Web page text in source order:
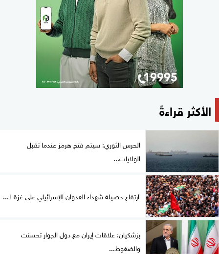
الأكثر قراءةً
الحرس الثوري: سيتم فتح هرمز عندما تقبل
الولايات...
ارتفاع حصيلة شهداء العدوان الإسرائيلي على غزة لـ...
بزشكيان: علاقات إيران مع دول الجوار تحسنت
والضغوط...